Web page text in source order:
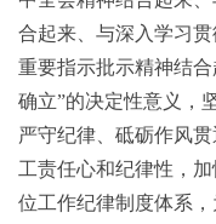
合起来、与深入学习
重要指示批示精神结
确立”的决定性意义，
严守纪律、砥砺作风
工责任心和纪律性，
位工作纪律制度体系